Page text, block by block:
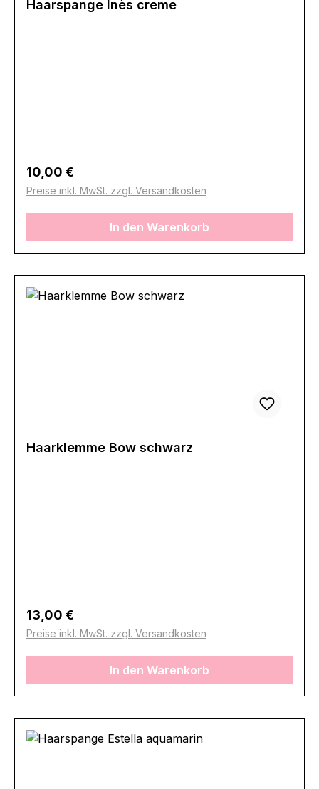
Haarspange Inès creme
Regulärer Preis:
10,00 €
Preise inkl. MwSt. zzgl. Versandkosten
In den Warenkorb
Haarklemme Bow schwarz
Regulärer Preis:
13,00 €
Preise inkl. MwSt. zzgl. Versandkosten
In den Warenkorb